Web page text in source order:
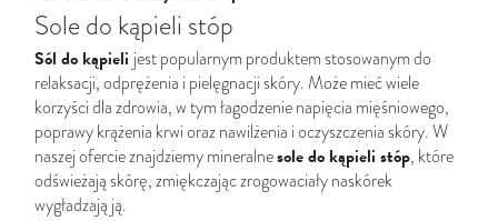
Sole do kąpieli stóp
Sól do kąpieli jest popularnym produktem stosowanym do
relaksacji, odprężenia i pielęgnacji skóry. Może mieć wiele
korzyści dla zdrowia, w tym łagodzenie napięcia mięśniowego,
poprawy krążenia krwi oraz nawilżenia i oczyszczenia skóry. W
naszej ofercie znajdziemy mineralnesole do kąpieli stóp, które
odświeżają skórę, zmiękczajączrogowaciałynaskórek
wygładzają ją.